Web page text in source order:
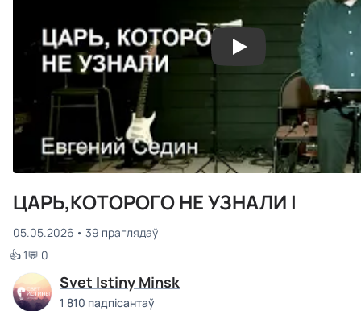
ЦАРЬ,КОТОРОГО НЕ УЗНАЛИ I
05.05.2026
39 праглядаў
👍 1💬 0
Svet Istiny Minsk
1 810 падпісантаў